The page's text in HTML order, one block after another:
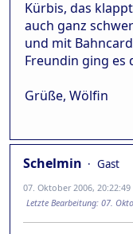
Kürbis, das
auch ganz
und mit
Freundin ging es
Grüße, Wölfin
Schelmin
Gast
07. Oktober 2006, 20:22:49
Letzte Bearbeitung: 07.